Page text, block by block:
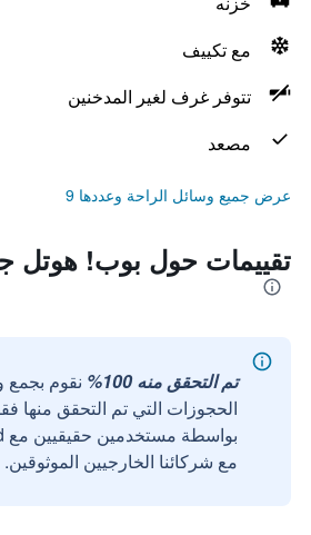
مع تكييف
تتوفر غرف لغير المدخنين
مصعد
عرض جميع وسائل الراحة وعددها 9
تقييمات حول بوب! هوتل
تم التحقق منه 100%
نقوم
الحجوزات التي تم التحقق منها
مع شركائنا الخارجيين الموثوقين.